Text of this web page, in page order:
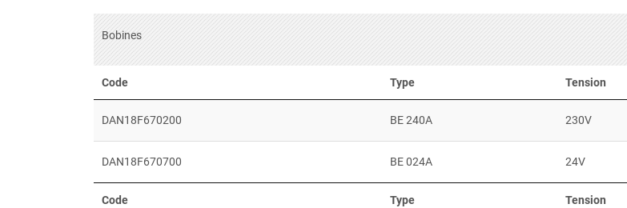
Bobines
Code Type Tension
Code Type Tension
DAN18F670200 BE 240A 230V
DAN18F670700 BE 024A 24V